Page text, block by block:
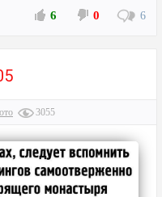
6 0 6
3055